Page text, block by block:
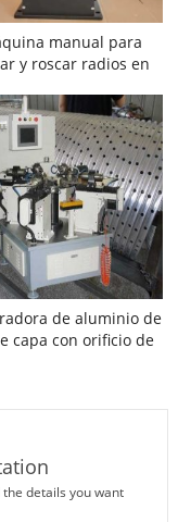
manual para
y roscar radios en
de aluminio de
capa con orificio de
details you want